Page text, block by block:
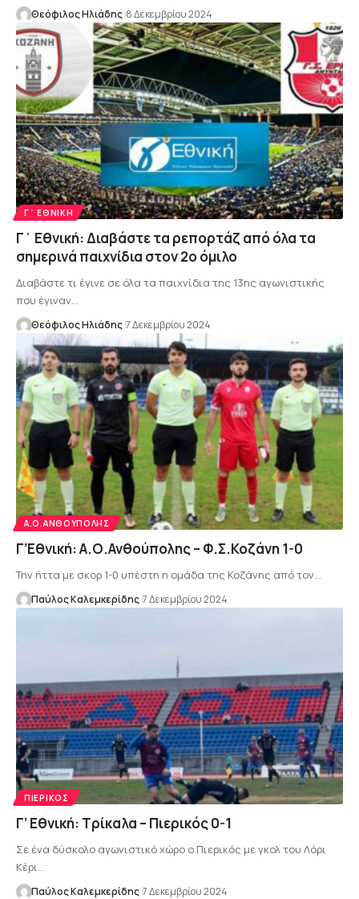
Θεόφιλος Ηλιάδης 8 Δεκεμβρίου 2024
Γ΄ ΕΘΝΙΚΉ
Γ΄ Εθνική: Διαβάστε τα ρεπορτάζ από όλα τα
σημερινά παιχνίδια στον 2ο όμιλο
Διαβάστε τι έγινε σε όλα τα παιχνίδια της 13ης αγωνιστικής
που έγιναν…
Θεόφιλος Ηλιάδης 7 Δεκεμβρίου 2024
Α.Ο.ΑΝΘΟΎΠΟΛΗΣ
Γ’Εθνική: Α.Ο.Ανθούπολης – Φ.Σ.Κοζάνη 1-0
Την ήττα με σκορ 1-0 υπέστη η ομάδα της Κοζάνης από τον…
Παύλος Καλεμκερίδης 7 Δεκεμβρίου 2024
ΠΙΕΡΙΚΌΣ
Γ’ Εθνική: Τρίκαλα – Πιερικός 0-1
Σε ένα δύσκολο αγωνιστικό χώρο ο Πιερικός με γκολ του Λόρι
Κέρι…
Παύλος Καλεμκερίδης 7 Δεκεμβρίου 2024